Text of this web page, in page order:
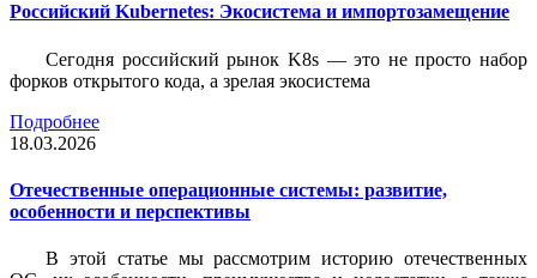
Российский Kubernetes: Экосистема и импортозамещение
Сегодня российский рынок K8s — это не просто набор
форков открытого кода, а зрелая экосистема
Подробнее
18.03.2026
Отечественные операционные системы: развитие,
особенности и перспективы
В этой статье мы рассмотрим историю отечественных